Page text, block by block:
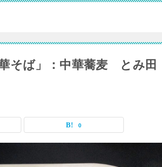
そば」：中華蕎麦 とみ田
0